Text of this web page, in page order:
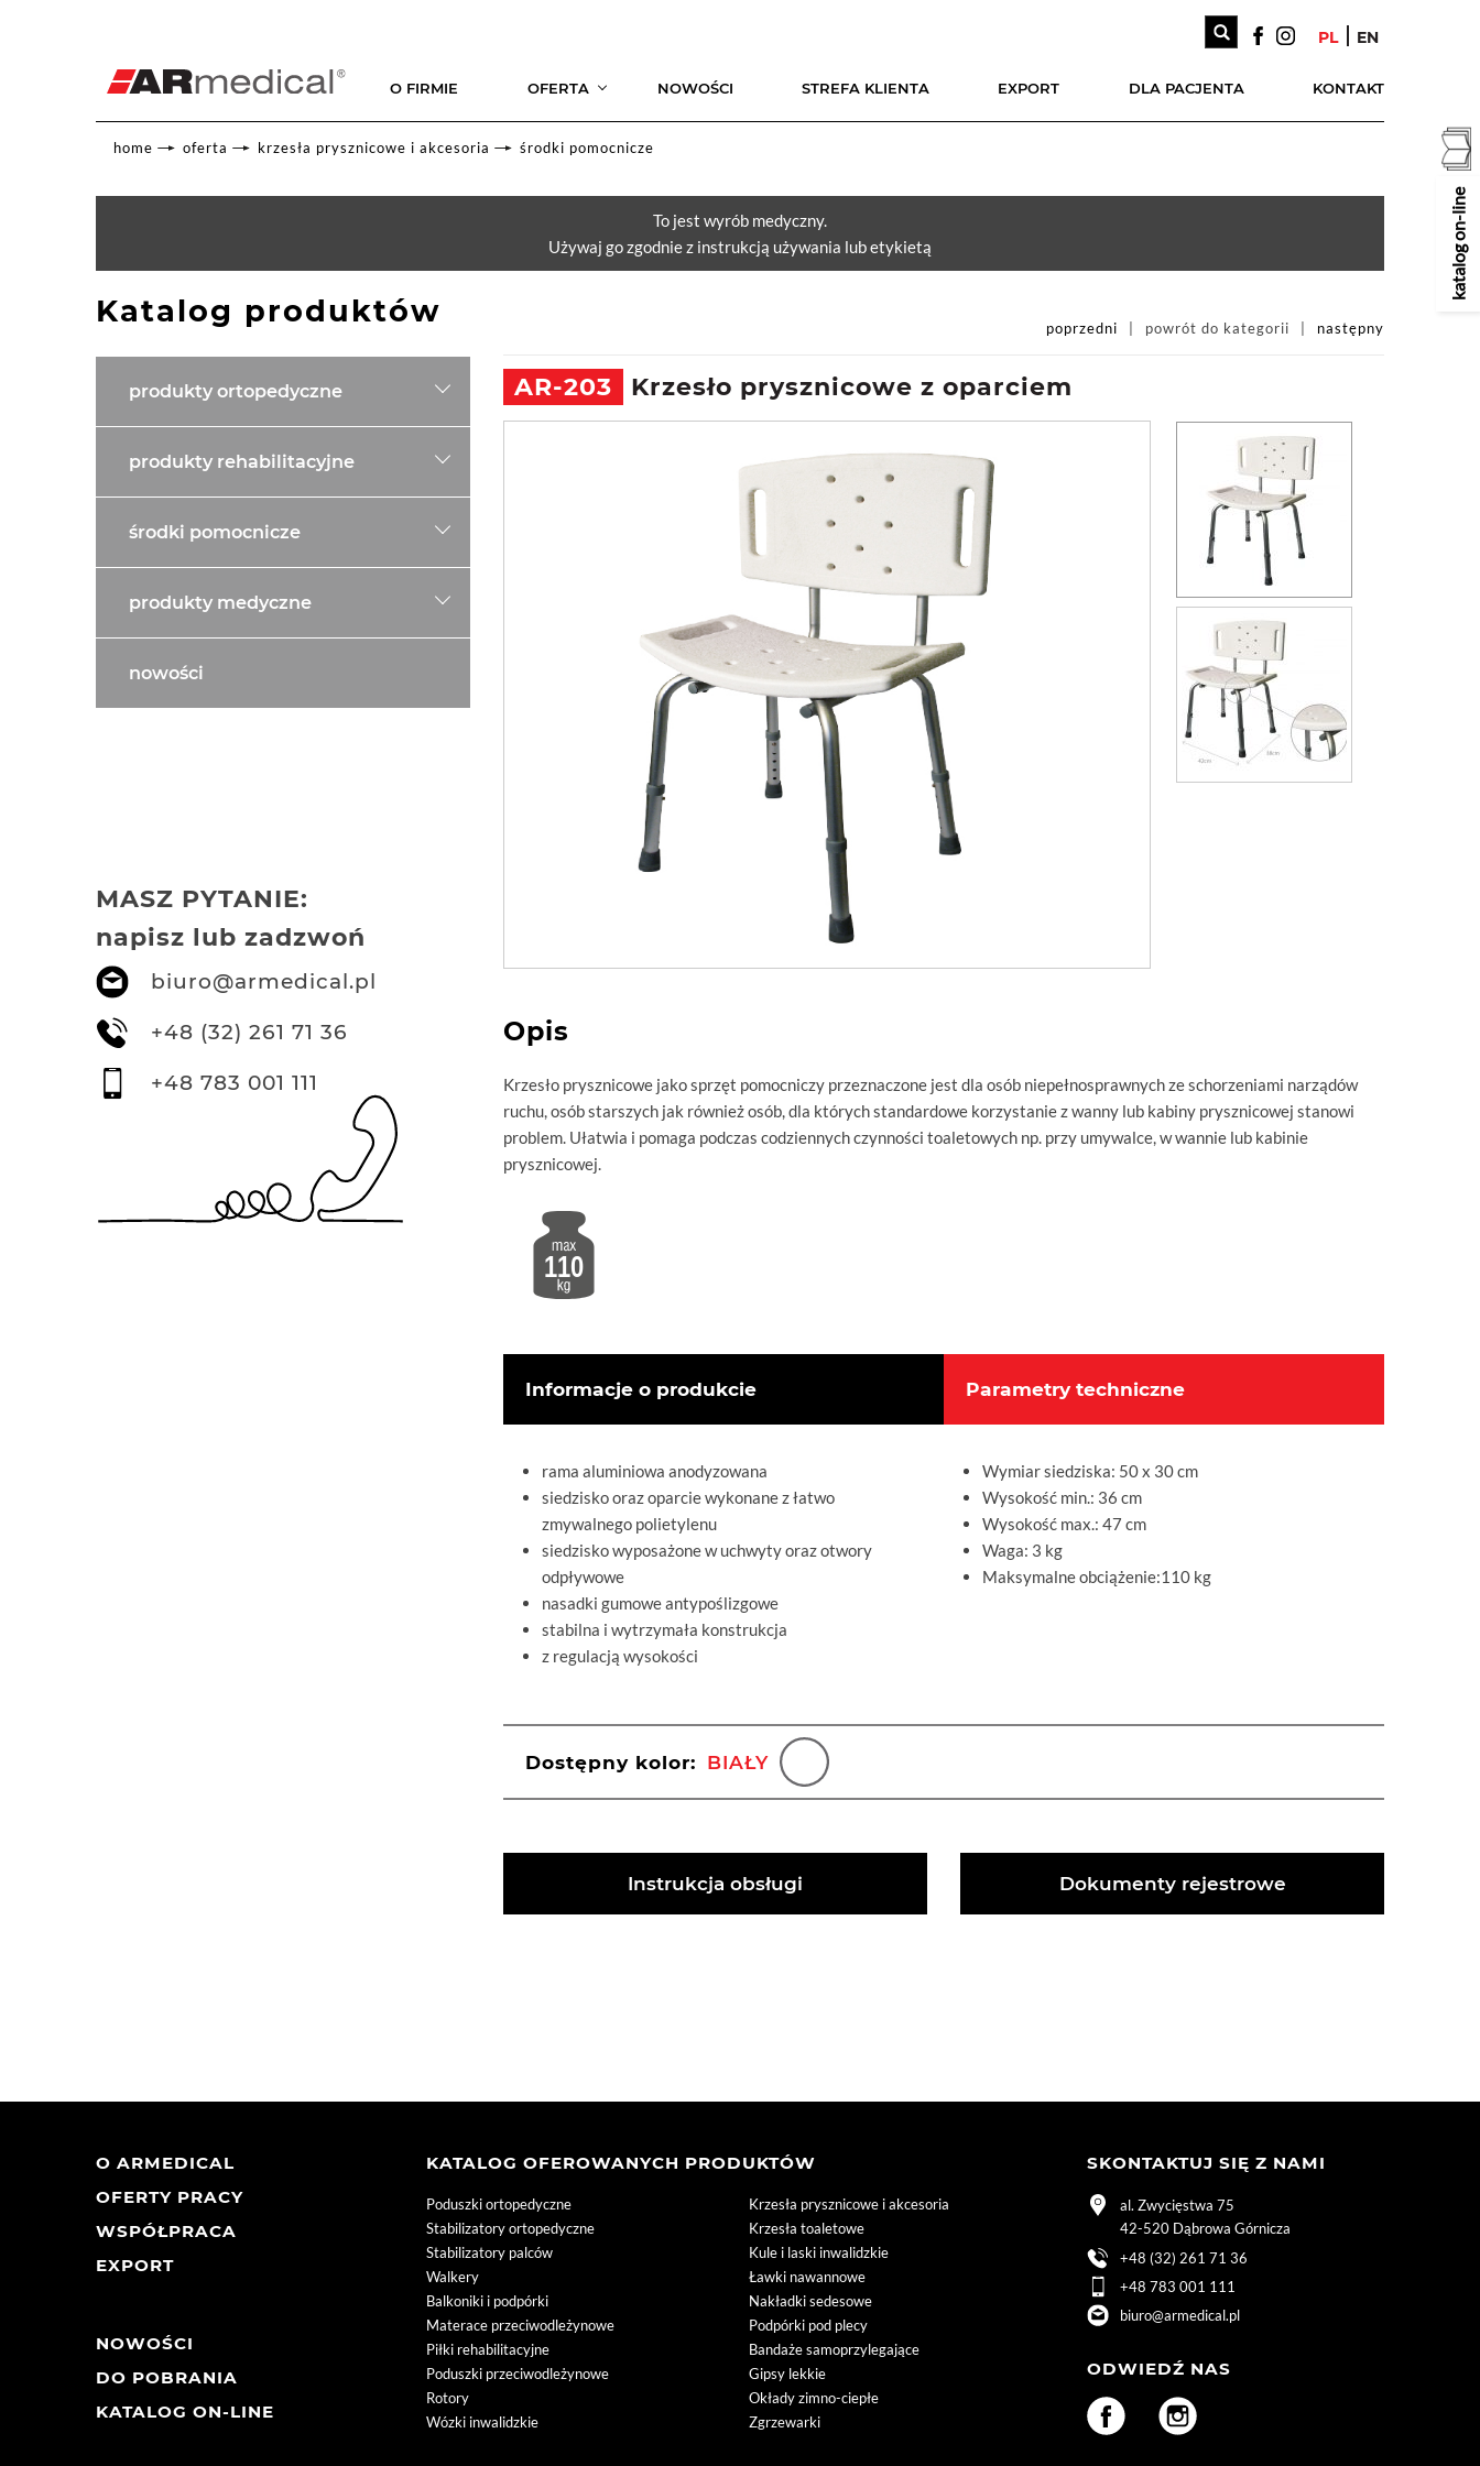
PL EN
O FIRMIE OFERTA NOWOŚCI STREFA KLIENTA EXPORT DLA PACJENTA KONTAKT
home oferta krzesła prysznicowe i akcesoria środki pomocnicze
To jest wyrób medyczny.
Używaj go zgodnie z instrukcją używania lub etykietą
Katalog produktów
produkty ortopedyczne
produkty rehabilitacyjne
środki pomocnicze
produkty medyczne
nowości
MASZ PYTANIE:
napisz lub zadzwoń
biuro@armedical.pl
+48 (32) 261 71 36
+48 783 001 111
poprzedni powrót do kategorii następny
AR-203 Krzesło prysznicowe z oparciem
Opis
Krzesło prysznicowe jako sprzęt pomocniczy przeznaczone jest dla osób niepełnosprawnych ze schorzeniami narządów
ruchu, osób starszych jak również osób, dla których standardowe korzystanie z wanny lub kabiny prysznicowej stanowi
problem. Ułatwia i pomaga podczas codziennych czynności toaletowych np. przy umywalce, w wannie lub kabinie
prysznicowej.
110
Informacje o produkcie
rama aluminiowa anodyzowana
siedzisko oraz oparcie wykonane z łatwo
zmywalnego polietylenu
siedzisko wyposażone w uchwyty oraz otwory
odpływowe
nasadki gumowe antypoślizgowe
stabilna i wytrzymała konstrukcja
z regulacją wysokości
Parametry techniczne
Wymiar siedziska: 50 x 30 cm
Wysokość min.: 36 cm
Wysokość max.: 47 cm
Waga: 3 kg
Maksymalne obciążenie:110 kg
Dostępny kolor: BIAŁY
Instrukcja obsługi Dokumenty rejestrowe
O ARMEDICAL
OFERTY PRACY
WSPÓŁPRACA
EXPORT
NOWOŚCI
DO POBRANIA
KATALOG ON-LINE
KATALOG OFEROWANYCH PRODUKTÓW
Poduszki ortopedyczne
Stabilizatory ortopedyczne
Stabilizatory palców
Walkery
Balkoniki i podpórki
Materace przeciwodleżynowe
Piłki rehabilitacyjne
Poduszki przeciwodleżynowe
Rotory
Wózki inwalidzkie
Krzesła prysznicowe i akcesoria
Krzesła toaletowe
Kule i laski inwalidzkie
Ławki nawannowe
Nakładki sedesowe
Podpórki pod plecy
Bandaże samoprzylegające
Gipsy lekkie
Okłady zimno-ciepłe
Zgrzewarki
SKONTAKTUJ SIĘ Z NAMI
al. Zwycięstwa 75
42-520 Dąbrowa Górnicza
+48 (32) 261 71 36
+48 783 001 111
biuro@armedical.pl
ODWIEDŹ NAS
katalog on-line